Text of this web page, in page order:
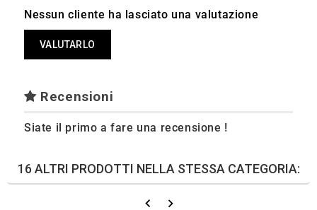
Nessun cliente ha lasciato una valutazione
VALUTARLO
Recensioni
Siate il primo a fare una recensione !
16 ALTRI PRODOTTI NELLA STESSA CATEGORIA: